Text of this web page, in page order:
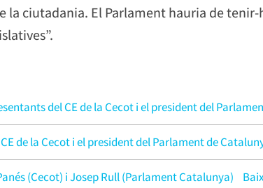
la ciutadania. El Parlament hauria de
del CE de la Cecot i el president del
de la Cecot i el president del Parlament de
(Cecot) i Josep Rull (Parlament Catalunya)